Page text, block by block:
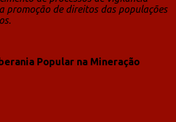
promoção de direitos das populações
Popular na Mineração